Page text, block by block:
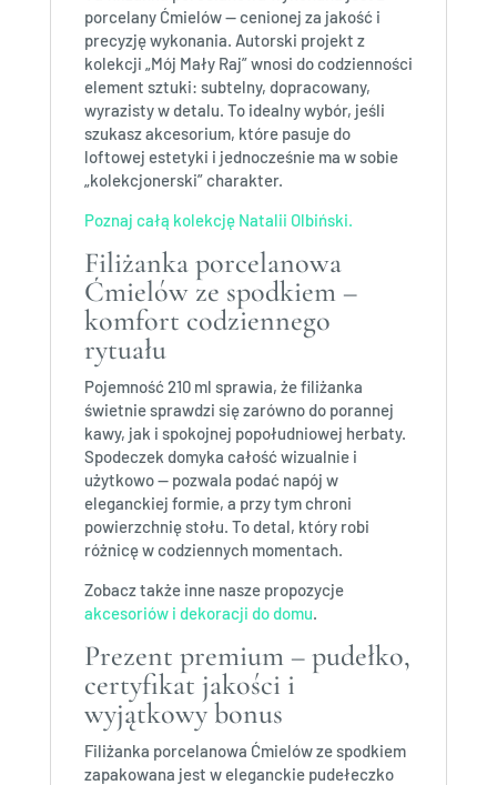
porcelany Ćmielów — cenionej za jakość i
precyzję wykonania. Autorski projekt z
kolekcji „Mój Mały Raj” wnosi do codzienności
element sztuki: subtelny, dopracowany,
wyrazisty w detalu. To idealny wybór, jeśli
szukasz akcesorium, które pasuje do
loftowej estetyki i jednocześnie ma w sobie
„kolekcjonerski” charakter.
Poznaj całą kolekcję Natalii Olbiński.
Filiżanka porcelanowa
Ćmielów ze spodkiem –
komfort codziennego
rytuału
Pojemność 210 ml sprawia, że filiżanka
świetnie sprawdzi się zarówno do porannej
kawy, jak i spokojnej popołudniowej herbaty.
Spodeczek domyka całość wizualnie i
użytkowo — pozwala podać napój w
eleganckiej formie, a przy tym chroni
powierzchnię stołu. To detal, który robi
różnicę w codziennych momentach.
Zobacz także inne nasze propozycje
akcesoriów i dekoracji do domu.
Prezent premium – pudełko,
certyfikat jakości i
wyjątkowy bonus
Filiżanka porcelanowa Ćmielów ze spodkiem
zapakowana jest w eleganckie pudełeczko